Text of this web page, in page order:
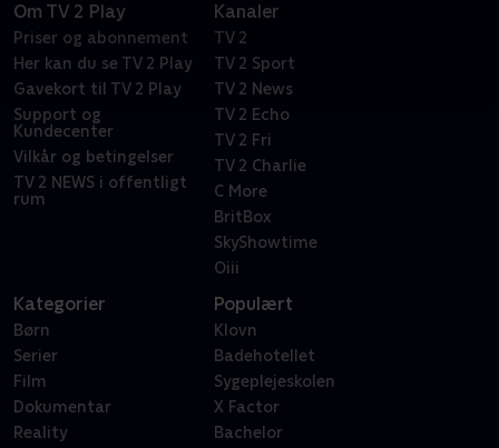
Om TV 2 Play
Priser og abonnement
Her kan du se TV 2 Play
Gavekort til TV 2 Play
Support og
Kundecenter
Vilkår og betingelser
TV 2 NEWS i offentligt
rum
Kanaler
TV 2
TV 2 Sport
TV 2 News
TV 2 Echo
TV 2 Fri
TV 2 Charlie
C More
BritBox
SkyShowtime
Oiii
Kategorier
Børn
Serier
Film
Dokumentar
Reality
Populært
Klovn
Badehotellet
Sygeplejeskolen
X Factor
Bachelor